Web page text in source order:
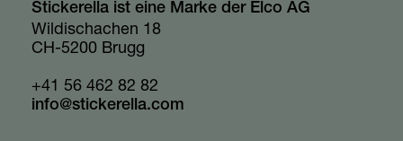
Stickerella ist eine Marke der Elco AG
Wildischachen 18
CH-5200 Brugg
+41 56 462 82 82
info@stickerella.com